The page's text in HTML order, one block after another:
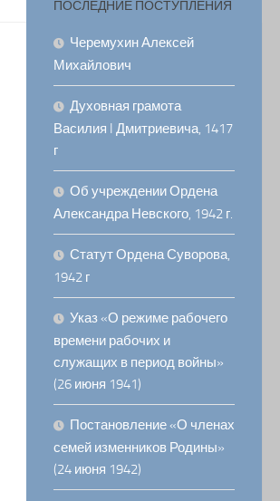
ПОСЛЕДНИЕ ПОСТУПЛЕНИЯ
Черемухин Алексей
Михайлович
Духовная грамота
Василия I Дмитриевича, 1417
г
Об учреждении Ордена
Александра Невского, 1942 г.
Статут Ордена Суворова,
1942 г
Указ «О режиме рабочего
времени рабочих и
служащих в период войны»
(26 июня 1941)
Постановление «О членах
семей изменников Родины»
(24 июня 1942)